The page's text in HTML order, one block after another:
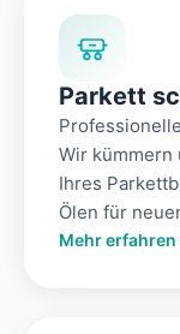
Parkett
Wir kümmern
Ihres
Ölen für
Mehr erfahren